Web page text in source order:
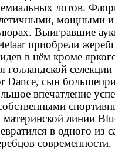
лотов.
мощными и
Выигравшие
приобрели
в нём кроме
голландской
Dance, сын
впечатление
материнской линии
в одного из
современности.